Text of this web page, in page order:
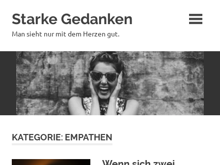
Inhalt
springen
Starke Gedanken
Man sieht nur mit dem Herzen gut.
KATEGORIE: EMPATHEN